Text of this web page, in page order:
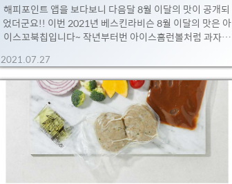
해피포인트 앱을 보다보니 다음달 8월 이달의 맛이 공개되
었더군요!! 이번 2021년 베스킨라비슨 8월 이달의 맛은 아
이스꼬북칩입니다~ 작년부터번 아이스홈런볼처럼 과자나
과 콜라보군요 후후. 특히 한시대를 풍미했던 꼬북칩 초코
츄러스 맛과의 콜라보입니다!! 시나몬과 초코의 강한 조합
이라 베스킨 라빈스에서도 꽤 괜찮게 나오지 않을까 싶네
요. 아래처럼 공개되었는데, 뭔가 BR31 모자를 쓰고 있는
꼬북칩 누나가 보이네요 ㅋ 자세히 보면 츄러스랑 아이스크
림이랑 들고 있습니다! 밀크와 시나몬+초코 베이스 아이스
크림에 꼬북칩이 토핑으로 들어가 있다고 합니다! 핑크버드
서비스로 주문할 수 있고, 이번에도 역시 배송비는 무료!!
2021.07.27